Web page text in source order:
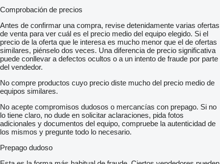
Comprobación de precios
Antes de confirmar una compra, revise detenidamente varias ofertas
de venta para ver cuál es el precio medio del equipo elegido. Si el
precio de la oferta que le interesa es mucho menor que el de ofertas
similares, piénselo dos veces. Una diferencia de precio significativa
puede conllevar a defectos ocultos o a un intento de fraude por parte
del vendedor.
No compre productos cuyo precio diste mucho del precio medio de
equipos similares.
No acepte compromisos dudosos o mercancías con prepago. Si no
lo tiene claro, no dude en solicitar aclaraciones, pida fotos
adicionales y documentos del equipo, compruebe la autenticidad de
los mismos y pregunte todo lo necesario.
Prepago dudoso